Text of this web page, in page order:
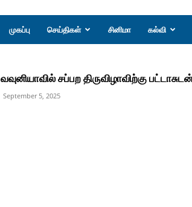
முகப்பு செய்திகள் சினிமா கல்வி
வவுனியாவில் சப்பற திருவிழாவிற்கு
September 5, 2025